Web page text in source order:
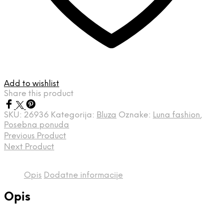
Add to wishlist
Share this product
SKU: 26936 Kategorija: Bluza Oznake: Luna fashion,
Posebna ponuda
Previous Product
Next Product
Opis Dodatne informacije
Opis